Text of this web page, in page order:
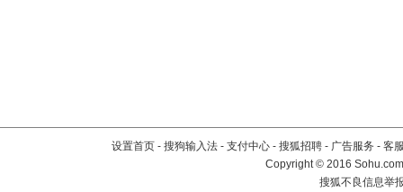
设置首页 - 搜狗输入法 - 支付中心 - 搜狐招聘 - 广告服务 - 客
Copyright©2016
搜狐不良信息举